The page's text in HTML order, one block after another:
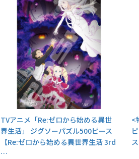
TVアニメ「Re:ゼロから始める異世
界生活」 ジグソーパズル500ピース
【Re:ゼロから始める異世界生活 3rd
…
<